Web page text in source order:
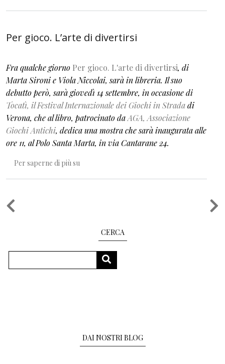
Per gioco. L’arte di divertirsi
Fra qualche giorno Per gioco. L'arte di divertirsi, di
Marta Sironi e Viola Niccolai, sarà in libreria. Il suo
debutto però, sarà giovedì 14 settembre, in occasione di
Tocatì, il Festival Internazionale dei Giochi in Stradadi
Verona, che al libro, patrocinato daAGA, Associazione
Giochi Antichi, dedica una mostra che sarà inaugurata alle
ore 11, al Polo Santa Marta, in via Cantarane 24.
Per saperne di più su
Paginazione
CERCA
CERCA
DAI NOSTRI BLOG